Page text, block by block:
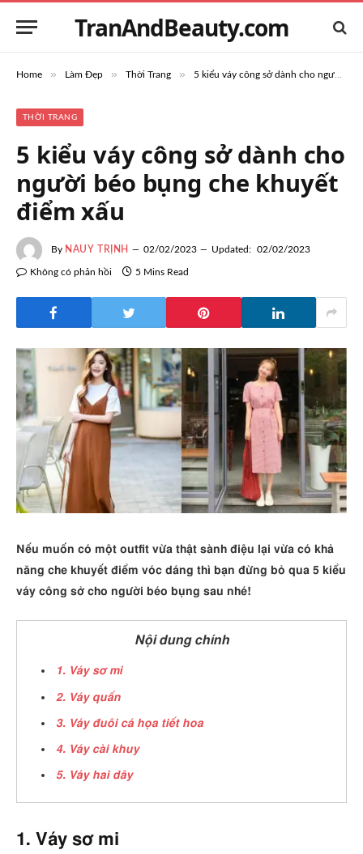
TranAndBeauty.com
Home » Làm Đẹp » Thời Trang » 5 kiểu váy công sở dành cho người béo bụng che khuyết điểm xấu
THỜI TRANG
5 kiểu váy công sở dành cho
người béo bụng che khuyết
điểm xấu
By NAUY TRỊNH 02/02/2023 Updated: 02/02/2023
Không có phản hồi 5 Mins Read
Nếu muốn có một outfit vừa thật sành điệu lại vừa có khả
năng che khuyết điểm vóc dáng thì bạn đừng bỏ qua 5 kiểu
váy công sở cho người béo bụng sau nhé!
Nội dung chính
1. Váy sơ mi
2. Váy quấn
3. Váy đuôi cá họa tiết hoa
4. Váy cài khuy
5. Váy hai dây
1. Váy sơ mi